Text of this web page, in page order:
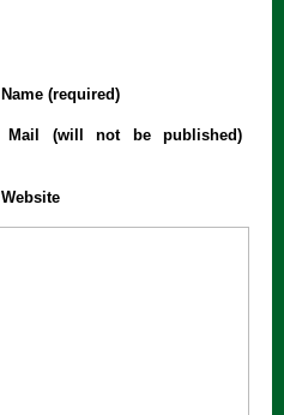
Name (required)
Mail (will not be published)
Website